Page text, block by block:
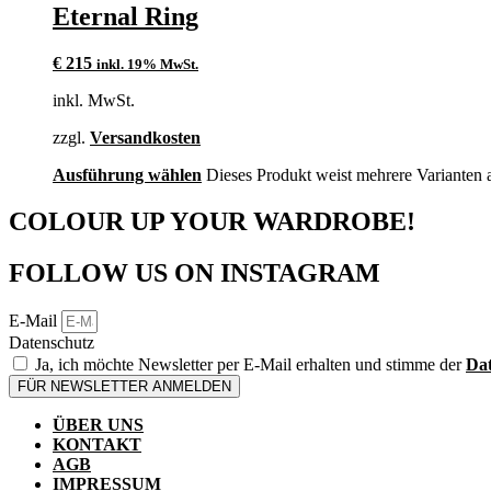
Eternal Ring
€ 215 inkl. 19% MwSt.
inkl. MwSt.
zzgl. Versandkosten
Ausführung wählen Dieses Produkt weist mehrere
COLOUR UP YOUR WARDROBE!
FOLLOW US ON INSTAGRAM
E-Mail
Datenschutz
Ja, ich möchte Newsletter per E-Mail erhalten und stimme der
FÜR NEWSLETTER ANMELDEN
ÜBER UNS
KONTAKT
AGB
IMPRESSUM